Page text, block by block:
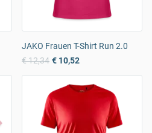
JAKO Frauen T-Shirt Run 2.0
€ 12,34 € 10,52